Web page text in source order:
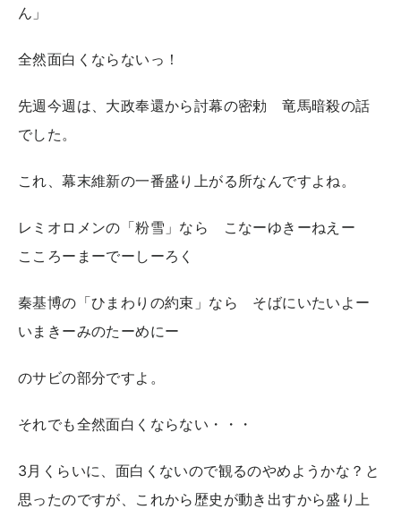
ん」
全然面白くならないっ！
先週今週は、大政奉還から討幕の密勅 竜馬暗殺の話
でした。
これ、幕末維新の一番盛り上がる所なんですよね。
レミオロメンの「粉雪」なら こなーゆきーねえー
こころーまーでーしーろく
秦基博の「ひまわりの約束」なら そばにいたいよー
いまきーみのたーめにー
のサビの部分ですよ。
それでも全然面白くならない・・・
3月くらいに、面白くないので観るのやめようかな？と
思ったのですが、これから歴史が動き出すから盛り上